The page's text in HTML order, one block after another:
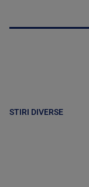
STIRI DIVERSE